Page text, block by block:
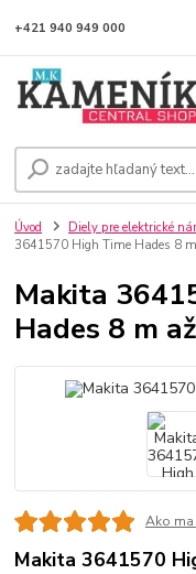
+421 940 949 000
Úvod Diely pre elektrické
3641570 High Time Hades 8
Makita
Hades 8 m
Ako
Makita 3641570